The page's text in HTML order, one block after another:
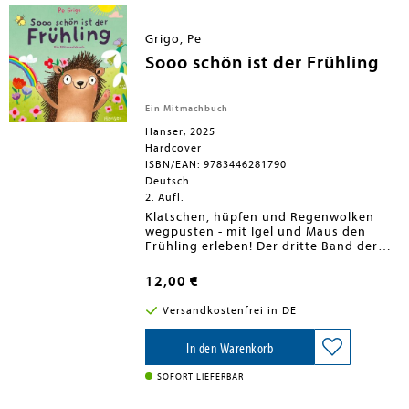
in jeden Kinderwagen und
unterstützt spielerisch den
Spracherwerb - auch unterwegs!
Bestseller-Reihe "Erstes Lernen", von
empfohlen.
Grigo, Pe
Sooo schön ist der Frühling
Ein Mitmachbuch
Hanser, 2025
Hardcover
ISBN/EAN: 9783446281790
Deutsch
2. Aufl.
Klatschen, hüpfen und Regenwolken
wegpusten - mit Igel und Maus den
Frühling erleben! Der dritte Band der
Jahren mit Illustrationen von Pe
GrigoEine interaktive, fröhliche und
bunte Pappbilderbuch-Reihe, bei der
Kinder die Jahreszeiten erleben können,
indem sie fleißig mitmachen: Im
Frühling, wenn den Igel die ersten
Sonnenstrahlen aus dem Winterschlaf
kitzeln, können sich kleine Leser:innen
12,00 €
Versandkostenfrei in DE
In den Warenkorb
SOFORT LIEFERBAR